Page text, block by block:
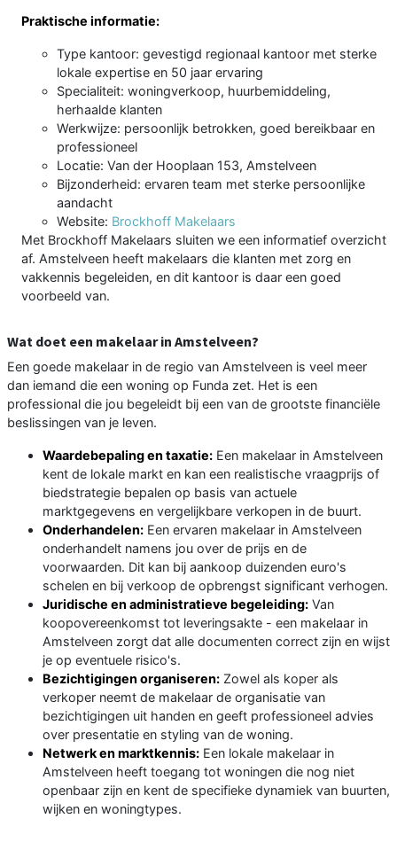
Praktische informatie:
Type kantoor: gevestigd regionaal kantoor met sterke
lokale expertise en 50 jaar ervaring
Specialiteit: woningverkoop, huurbemiddeling,
herhaalde klanten
Werkwijze: persoonlijk betrokken, goed bereikbaar en
professioneel
Locatie: Van der Hooplaan 153, Amstelveen
Bijzonderheid: ervaren team met sterke persoonlijke
aandacht
Website: Brockhoff Makelaars
Met Brockhoff Makelaars sluiten we een informatief overzicht
af. Amstelveen heeft makelaars die klanten met zorg en
vakkennis begeleiden, en dit kantoor is daar een goed
voorbeeld van.
Wat doet een makelaar in Amstelveen?
Een goede makelaar in de regio van Amstelveen is veel meer
dan iemand die een woning op Funda zet. Het is een
professional die jou begeleidt bij een van de grootste financiële
beslissingen van je leven.
Waardebepaling en taxatie: Een makelaar in Amstelveen
kent de lokale markt en kan een realistische vraagprijs of
biedstrategie bepalen op basis van actuele
marktgegevens en vergelijkbare verkopen in de buurt.
Onderhandelen: Een ervaren makelaar in Amstelveen
onderhandelt namens jou over de prijs en de
voorwaarden. Dit kan bij aankoop duizenden euro's
schelen en bij verkoop de opbrengst significant verhogen.
Juridische en administratieve begeleiding: Van
koopovereenkomst tot leveringsakte - een makelaar in
Amstelveen zorgt dat alle documenten correct zijn en wijst
je op eventuele risico's.
Bezichtigingen organiseren: Zowel als koper als
verkoper neemt de makelaar de organisatie van
bezichtigingen uit handen en geeft professioneel advies
over presentatie en styling van de woning.
Netwerk en marktkennis: Een lokale makelaar in
Amstelveen heeft toegang tot woningen die nog niet
openbaar zijn en kent de specifieke dynamiek van buurten,
wijken en woningtypes.